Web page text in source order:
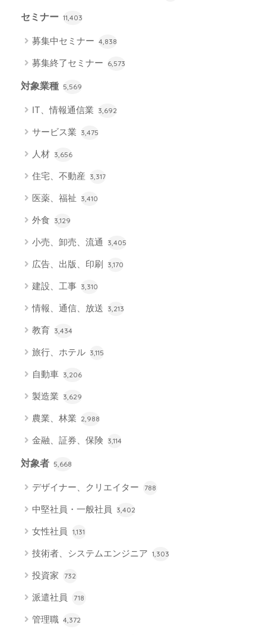
セミナー 11,403
募集中セミナー 4,838
募集終了セミナー 6,573
対象業種 5,569
IT、情報通信業 3,692
サービス業 3,475
人材 3,656
住宅、不動産 3,317
医薬、福祉 3,410
外食 3,129
小売、卸売、流通 3,405
広告、出版、印刷 3,170
建設、工事 3,310
情報、通信、放送 3,213
教育 3,434
旅行、ホテル 3,115
自動車 3,206
製造業 3,629
農業、林業 2,988
金融、証券、保険 3,114
対象者 5,668
デザイナー、クリエイター 788
中堅社員・一般社員 3,402
女性社員 1,131
技術者、システムエンジニア 1,303
投資家 732
派遣社員 718
管理職 4,372